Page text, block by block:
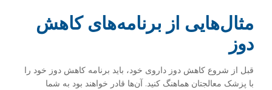
مثال‌هایی از برنامه‌های کاهش
دوز
قبل از شروع کاهش دوز داروی خود، باید برنامه کاهش دوز خود را
با پزشک معالجتان هماهنگ کنید. آن‌ها قادر خواهند بود به شما